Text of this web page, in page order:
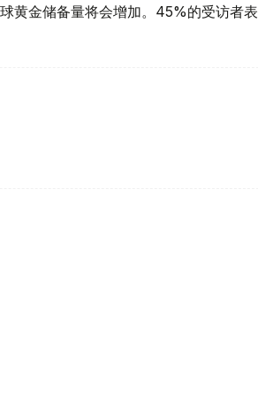
黄金储备量将会增加。45%的受访者表